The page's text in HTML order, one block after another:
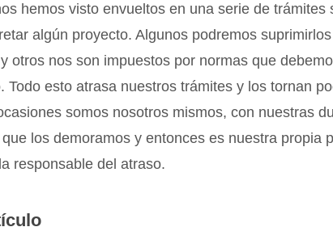
hemos visto envueltos en una serie de trámites
algún proyecto. Algunos podremos suprimirlos
otros nos son impuestos por normas que
Todo esto atrasa nuestros trámites y los tornan
somos nosotros mismos, con nuestras
los demoramos y entonces es nuestra propia
responsable del atraso.